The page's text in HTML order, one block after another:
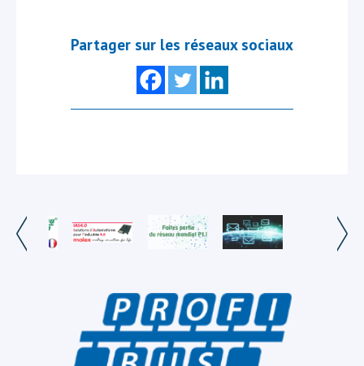
Partager sur les réseaux sociaux